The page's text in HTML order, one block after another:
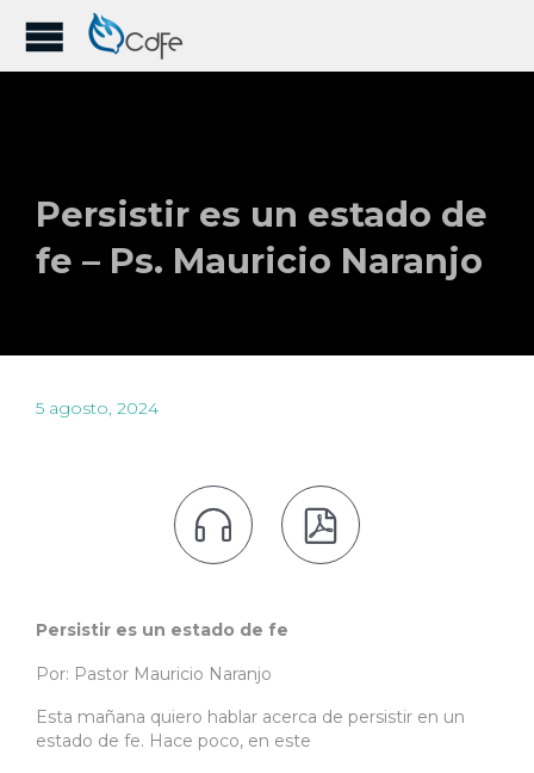
Persistir es un estado de
fe – Ps. Mauricio Naranjo
5 agosto, 2024
 
Persistir es un estado de fe
Por: Pastor Mauricio Naranjo
Esta mañana quiero hablar acerca de persistir en un
estado de fe. Hace poco, en este